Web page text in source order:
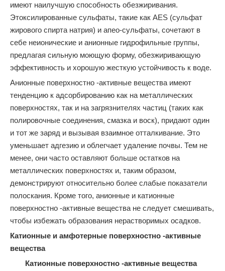
имеют наилучшую способность обезжиривания.
Этоксилированные сульфаты, такие как AES (сульфат
жирового спирта натрия) и апео-сульфаты, сочетают в
себе неионические и анионные гидрофильные группы,
предлагая сильную моющую форму, обезжиривающую
эффективность и хорошую жесткую устойчивость к воде.
Анионные поверхностно -активные вещества имеют
тенденцию к адсорбированию как на металлических
поверхностях, так и на загрязнителях частиц (таких как
полировочные соединения, смазка и воск), придают один
и тот же заряд и вызывая взаимное отталкивание. Это
уменьшает адгезию и облегчает удаление почвы. Тем не
менее, они часто оставляют больше остатков на
металлических поверхностях и, таким образом,
демонстрируют относительно более слабые показатели
полоскания. Кроме того, анионные и катионные
поверхностно -активные вещества не следует смешивать,
чтобы избежать образования нерастворимых осадков.
Катионные и амфотерные поверхностно -активные
вещества
Катионные поверхностно -активные вещества